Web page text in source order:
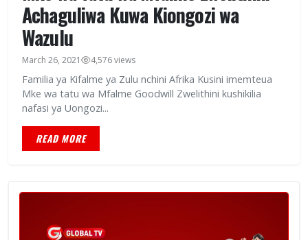
Achaguliwa Kuwa Kiongozi wa
Wazulu
March 26, 2021 4,576 views
Familia ya Kifalme ya Zulu nchini Afrika Kusini imemteua
Mke wa tatu wa Mfalme Goodwill Zwelithini kushikilia
nafasi ya Uongozi...
READ MORE